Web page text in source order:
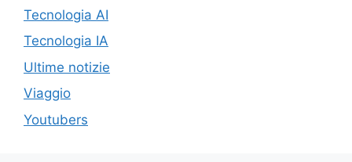
Tecnologia AI
Tecnologia IA
Ultime notizie
Viaggio
Youtubers